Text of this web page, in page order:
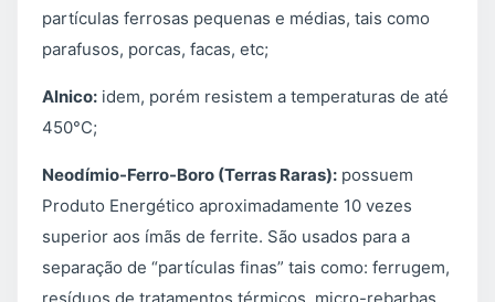
partículas ferrosas pequenas e médias, tais como
parafusos, porcas, facas, etc;
Alnico: idem, porém resistem a temperaturas de até
450°C;
Neodímio-Ferro-Boro (Terras Raras): possuem
Produto Energético aproximadamente 10 vezes
superior aos ímãs de ferrite. São usados para a
separação de “partículas finas” tais como: ferrugem,